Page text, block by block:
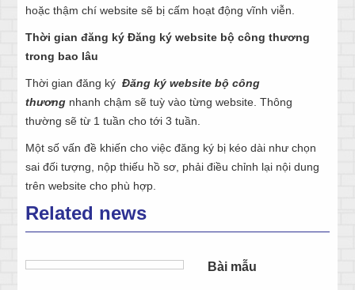
hoặc thậm chí website sẽ bị cấm hoạt động vĩnh viễn.
Thời gian đăng ký Đăng ký website bộ công thương
trong bao lâu
Thời gian đăng ký Đăng ký website bộ công
thương nhanh chậm sẽ tuỳ vào từng website. Thông
thường sẽ từ 1 tuần cho tới 3 tuần.
Một số vấn đề khiến cho việc đăng ký bị kéo dài như chọn
sai đối tượng, nộp thiếu hồ sơ, phải điều chỉnh lại nội dung
trên website cho phù hợp.
Related news
Bài mẫu